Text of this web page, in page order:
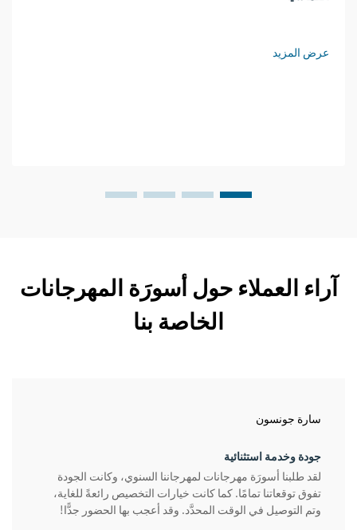
عرض المزيد
آراء العملاء حول أسورَة المهرجانات
الخاصة بنا
سارة جونسون
جودة وخدمة استثنائية
لقد طلبنا أسورَة مهرجانات لمهرجاننا السنوي، وكانت الجودة
تفوق توقعاتنا تمامًا. كما كانت خيارات التخصيص رائعةً للغاية،
وتم التوصيل في الوقت المحدَّد. وقد أعجب بها الحضور جدًّا!